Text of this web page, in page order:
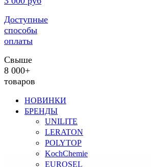
Доступные
способы
оплаты
Свыше
8 000+
товаров
НОВИНКИ
БРЕНДЫ
UNILITE
LERATON
POLYTOP
KochChemie
EUROSEL